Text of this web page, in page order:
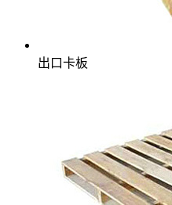
出口卡板